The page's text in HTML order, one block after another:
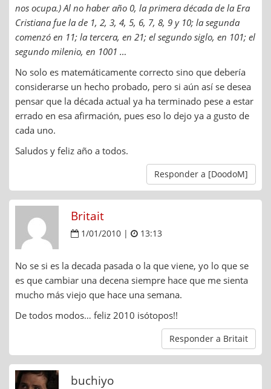
nos ocupa.) Al no haber año 0, la primera década de la Era
Cristiana fue la de 1, 2, 3, 4, 5, 6, 7, 8, 9 y 10; la segunda
comenzó en 11; la tercera, en 21; el segundo siglo, en 101; el
segundo milenio, en 1001 …
No solo es matemáticamente correcto sino que debería
considerarse un hecho probado, pero si aún así se desea
pensar que la década actual ya ha terminado pese a estar
errado en esa afirmación, pues eso lo dejo ya a gusto de
cada uno.
Saludos y feliz año a todos.
Responder a [DoodoM]
Britait
1/01/2010 | 13:13
No se si es la decada pasada o la que viene, yo lo que se
es que cambiar una decena siempre hace que me sienta
mucho más viejo que hace una semana.
De todos modos… feliz 2010 isótopos!!
Responder a Britait
buchiyo